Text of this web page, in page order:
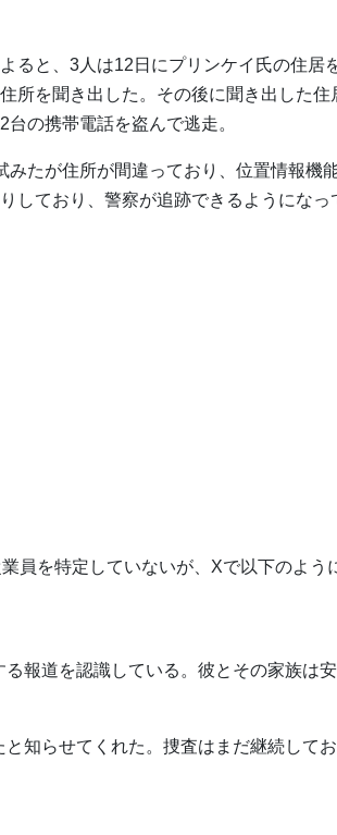
ると、3人は12日にプリンケイ氏の住居
所を聞き出した。その後に聞き出した住
の携帯電話を盗んで逃走。
たが住所が間違っており、位置情報機
しており、警察が追跡できるようになっ
員を特定していないが、Xで以下のよう
報道を認識している。彼とその家族は
知らせてくれた。捜査はまだ継続して